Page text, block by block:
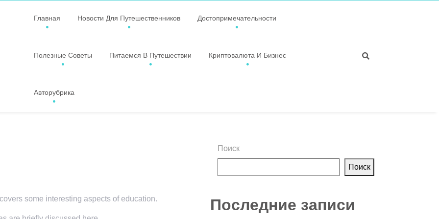
Главная Новости Для Путешественников Достопримечательности
Полезные Советы Питаемся В Путешествии Криптовалюта И Бизнес
Авторубрика
some interesting aspects of education.
Поиск
Поиск
Последние записи